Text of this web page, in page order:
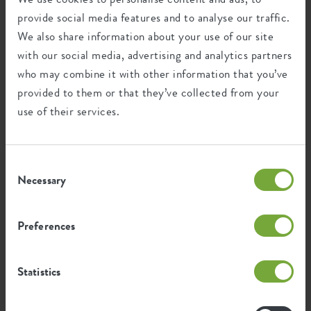
provide social media features and to analyse our traffic.
We also share information about your use of our site
with our social media, advertising and analytics partners
who may combine it with other information that you’ve
provided to them or that they’ve collected from your
use of their services.
Selection
Necessary
Preferences
Statistics
Wiederverwertung
Verbraucher-Abfällen und zu 100% aus
Garantie
Jahre